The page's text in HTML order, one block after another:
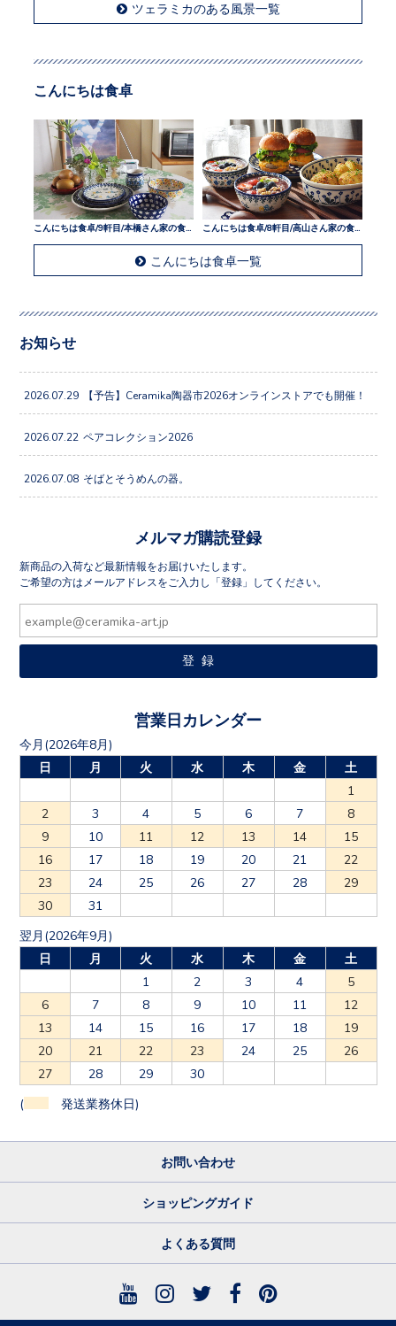
ツェラミカのある風景一覧
こんにちは食卓
こんにちは食卓/9軒目/本橋さん家の食卓
こんにちは食卓一覧
お知らせ
2026.07.29 【予告】Ceramika陶器市2026オンラインストアでも開催！
2026.07.22 ペアコレクション2026
2026.07.08 そばとそうめんの器。
メルマガ購読登録
新商品の入荷など最新情報をお届けいたします。
ご希望の方はメールアドレスをご入力し「登録」してください。
営業日カレンダー
今月(2026年8月)
日
月 火 水 木 金
土
1
2
3 4 5 6 7
8
9
10 11 12 13 14
15
16
17 18 19 20 21
22
23
24 25 26 27 28
29
30
31
翌月(2026年9月)
日
月 火 水 木 金
土
1
2 3 4
5
6
7 8 9 10 11
12
13
14 15 16 17 18
19
20
21 22 23 24 25
26
27
28 29 30
( 発送業務休日)
お問い合わせ
ショッピングガイド
よくある質問